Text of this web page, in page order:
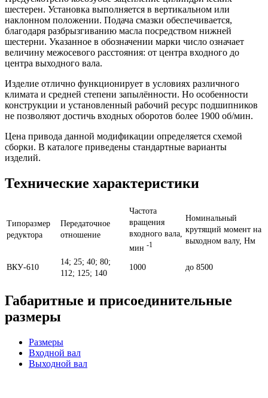
шестерен. Установка выполняется в вертикальном или
наклонном положении. Подача смазки обеспечивается,
благодаря разбрызгиванию масла посредством нижней
шестерни. Указанное в обозначении марки число означает
величину межосевого расстояния: от центра входного до
центра выходного вала.
Изделие отлично функционирует в условиях различного
климата и средней степени запылённости. Но особенности
конструкции и установленный рабочий ресурс подшипников
не позволяют достичь входных оборотов более 1900 об/мин.
Цена привода данной модификации определяется схемой
сборки. В каталоге приведены стандартные варианты
изделий.
Технические характеристики
Типоразмер
редуктора
Передаточное
отношение
Частота
вращения
входного вала,
мин -1
Номинальный
крутящий момент на
выходном валу, Нм
ВКУ-610
14; 25; 40; 80;
112; 125; 140
1000 до 8500
Габаритные и присоединительные
размеры
Размеры
Входной вал
Выходной вал